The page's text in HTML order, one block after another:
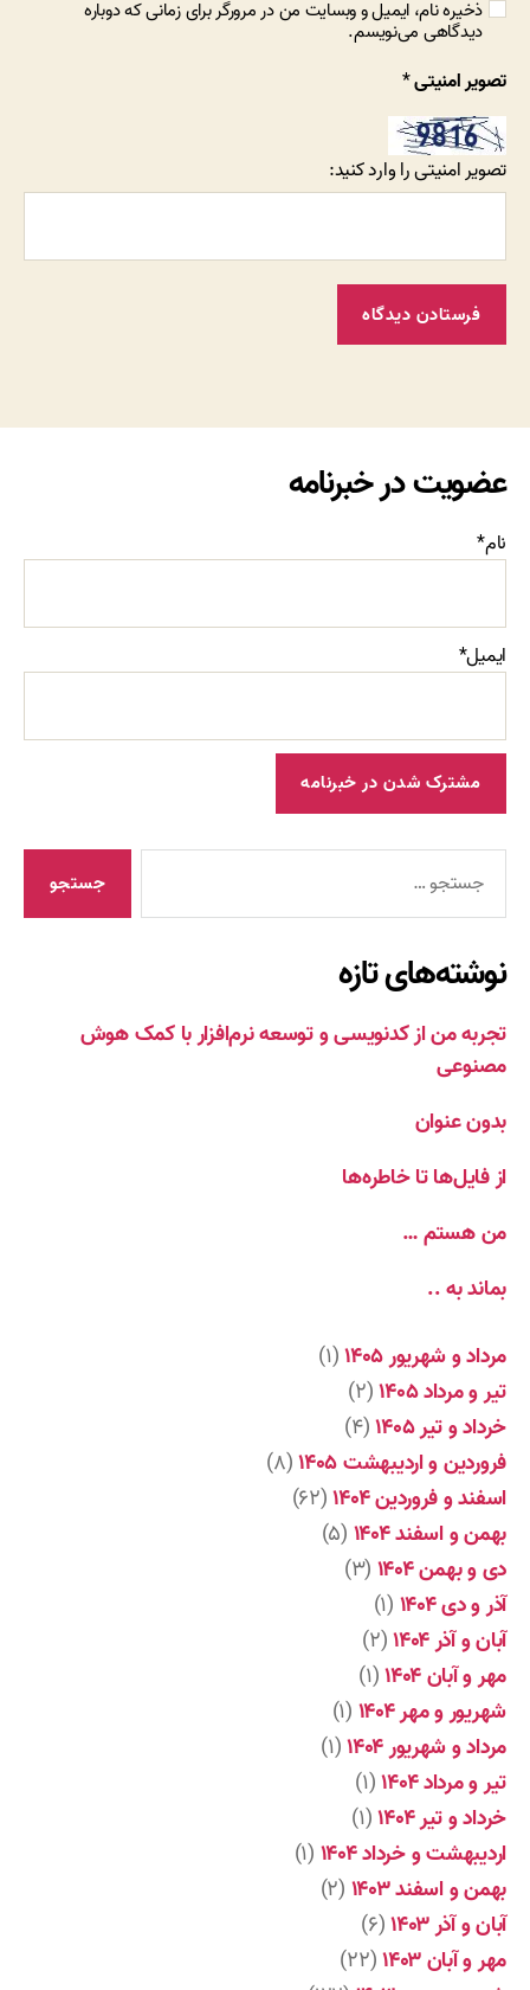
ذخیره نام، ایمیل و وبسایت من در مرورگر برای زمانی که دوباره
دیدگاهی می‌نویسم.
تصویر امنیتی*
تصویر امنیتی را وارد کنید:
عضویت در خبرنامه
نام*
ایمیل*
نوشته‌های تازه
تجربه من از کدنویسی و توسعه نرم‌افزار با کمک هوش
مصنوعی
بدون عنوان
از فایل‌ها تا خاطره‌ها
من هستم …
بماند به ..
مرداد و شهریور ۱۴۰۵
(۱)
تیر و مرداد ۱۴۰۵
(۲)
خرداد و تیر ۱۴۰۵
(۴)
فروردین و اردیبهشت ۱۴۰۵
(۸)
اسفند و فروردین ۱۴۰۴
(۶۲)
بهمن و اسفند ۱۴۰۴
(۵)
دی و بهمن ۱۴۰۴
(۳)
آذر و دی ۱۴۰۴
(۱)
آبان و آذر ۱۴۰۴
(۲)
مهر و آبان ۱۴۰۴
(۱)
شهریور و مهر ۱۴۰۴
(۱)
مرداد و شهریور ۱۴۰۴
(۱)
تیر و مرداد ۱۴۰۴
(۱)
خرداد و تیر ۱۴۰۴
(۱)
اردیبهشت و خرداد ۱۴۰۴
(۱)
بهمن و اسفند ۱۴۰۳
(۲)
آبان و آذر ۱۴۰۳
(۶)
مهر و آبان ۱۴۰۳
(۲۲)